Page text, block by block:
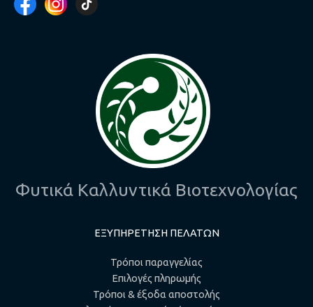
Φυτικά Καλλυντικά Βιοτεχνολογίας
ΕΞΥΠΗΡΕΤΗΣΗ ΠΕΛΑΤΩΝ
Τρόποι παραγγελίας
Επιλογές πληρωμής
Τρόποι & έξοδα αποστολής